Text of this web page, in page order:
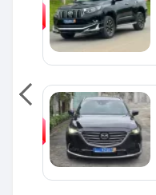
SPÉCIAL